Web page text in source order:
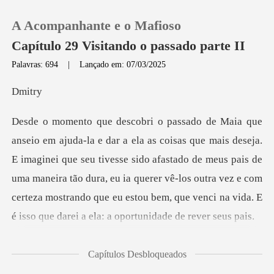
Loja
Histórico
Sair
A Acompanhante e o Mafioso
Capítulo 29 Visitando o passado parte II
Palavras: 694 |Lançado em: 07/03/2025
it
aginei que seu tivesse sido afastado de meus pais de
uma maneira tão dura, eu ia querer vê-los outra vez e com
ce
Capítulos Desbloqueados